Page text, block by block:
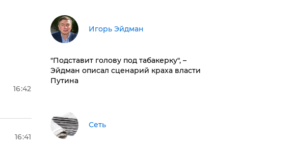
16:42
16:41
Игорь Эйдман
​"Подставит голову под табакерку", –
Эйдман описал сценарий краха власти
Путина
Сеть